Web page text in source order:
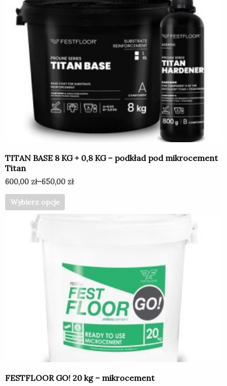
TITAN BASE 8 KG + 0,8 KG – podkład pod mikrocement
Titan
600,00 zł–650,00 zł
Wybierz opcje
produkt
wariantów.
wybrać
stronie
FESTFLOOR GO! 20 kg – mikrocement